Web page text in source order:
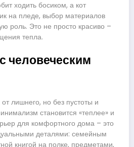
ходить босиком, а кот
на пледе, выбор материалов
роль. Это не просто красиво –
тепла.
человеческим
лишнего, но без пустоты и
становится «теплее» и
для комфортного дома – это
деталями: семейным
книгой на полке, предметами,